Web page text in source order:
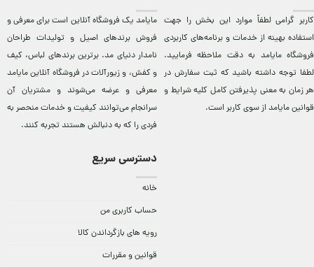
کاربر گرامی لطفاً موارد این بخش را جهت
استفاده بهینه از خدمات و برنامه‌‏های کاربردی
فروشگاه مایامد به دقت ملاحظه فرمایید.
لطفا توجه داشته باشید که ثبت سفارش در
هر زمان به معنی پذیرفتن کامل کلیهشرایط و
قوانین مایامداز سوی کاربر است.
مایامد يک فروشگاه آنلاين است برای معرفی و
فروش برندهای اصيل و توليدات طراحان
نامدار دنيای مد. برترين‌ برندهای لباس، کيف
و کفش، و زيورآلات در فروشگاه آنلاين مایامد
معرفی و عرضه می‌شوند و مشتريان آن
سرانجام می‌توانند کيفيت و خدمات منحصر به
فردی را که به دنبالش هستند تجربه کنند.
دسترسی سریع
خانه
حساب کاربری من
رویه های بازگرداندن کالا
قوانین و مقررات